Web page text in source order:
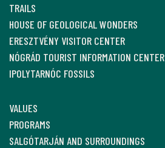
TRAILS
HOUSE OF GEOLOGICAL WONDERS
ERESZTVÉNY VISITOR CENTER
NÓGRÁD TOURIST INFORMATION CENTER
IPOLYTARNÓC FOSSILS
VALUES
PROGRAMS
SALGÓTARJÁN AND SURROUNDINGS